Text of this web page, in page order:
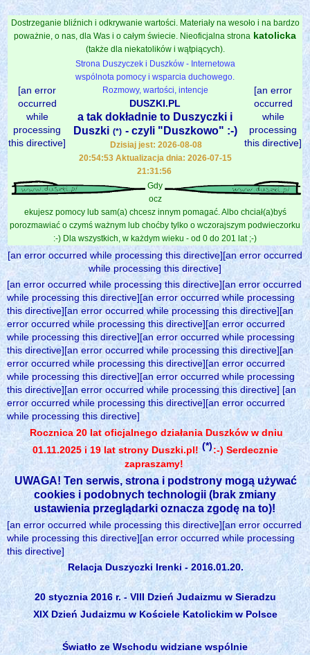
Dostrzeganie bliźnich i odkrywanie wartości. Materiały na wesoło i na bardzo
poważnie, o nas, dla Was i o całym świecie. Nieoficjalna strona katolicka
(także dla niekatolików i wątpiących).
[an error
occurred
while
processing
this directive]
Strona Duszyczek i Duszków - Internetowa
wspólnota pomocy i wsparcia duchowego.
Rozmowy, wartości, intencje
DUSZKI.PL
a tak dokładnie to Duszyczki i
Duszki (*) - czyli "Duszkowo" :-)
Dzisiaj jest: 2026-08-08
20:54:53 Aktualizacja dnia: 2026-07-15
21:31:56
[an error
occurred
while
processing
this directive]
Gdy
ocz
ekujesz pomocy lub sam(a) chcesz innym pomagać. Albo chciał(a)byś
porozmawiać o czymś ważnym lub choćby tylko o wczorajszym podwieczorku
:-) Dla wszystkich, w każdym wieku - od 0 do 201 lat ;-)
[an error occurred while processing this directive][an error occurred
while processing this directive]
[an error occurred while processing this directive][an error occurred
while processing this directive][an error occurred while processing
this directive][an error occurred while processing this directive][an
error occurred while processing this directive][an error occurred
while processing this directive][an error occurred while processing
this directive][an error occurred while processing this directive][an
error occurred while processing this directive][an error occurred
while processing this directive][an error occurred while processing
this directive][an error occurred while processing this directive] [an
error occurred while processing this directive][an error occurred
while processing this directive]
Rocznica 20 lat oficjalnego działania Duszków w dniu
01.11.2025 i 19 lat strony Duszki.pl!(*):-) Serdecznie
zapraszamy!
UWAGA! Ten serwis, strona i podstrony mogą używać
cookies i podobnych technologii (brak zmiany
ustawienia przeglądarki oznacza zgodę na to)!
[an error occurred while processing this directive][an error occurred
while processing this directive][an error occurred while processing
this directive]
Relacja Duszyczki Irenki - 2016.01.20.
20 stycznia 2016 r. - VIII Dzień Judaizmu w Sieradzu
XIX Dzień Judaizmu w Kościele Katolickim w Polsce
Światło ze Wschodu widziane wspólnie